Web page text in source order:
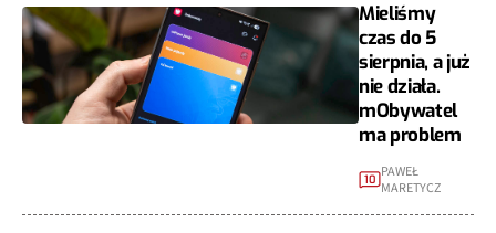
Mieliśmy
czas do 5
sierpnia, a już
nie działa.
mObywatel
ma problem
10 PAWEŁ
MARETYCZ